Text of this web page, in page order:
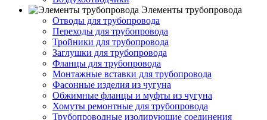
Элементы трубопровода
Отводы для трубопровода
Переходы для трубопровода
Тройники для трубопровода
Заглушки для трубопровода
Фланцы для трубопровода
Монтажные вставки для трубопровода
Фасонные изделия из чугуна
Обжимные фланцы и муфты из чугуна
Хомуты ремонтные для трубопровода
Трубопроводные изолирующие соединения